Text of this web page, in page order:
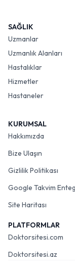
SAĞLIK
Uzmanlar
Uzmanlık Alanları
Hastalıklar
Hizmetler
Hastaneler
KURUMSAL
Hakkımızda
Bize Ulaşın
Gizlilik Politikası
Google Takvim
Site Haritası
PLATFORMLAR
Doktorsitesi.com
Doktorsitesi.az